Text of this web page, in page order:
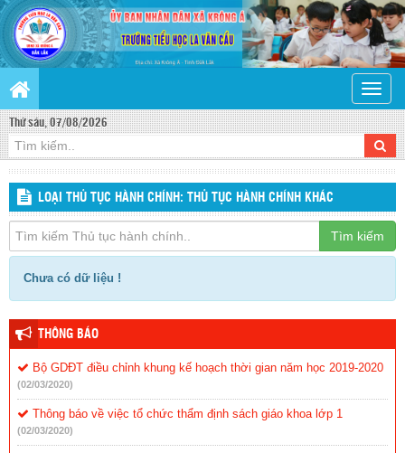
Toggle
Thứ sáu, 07/08/2026
LOẠI THỦ TỤC HÀNH CHÍNH: THỦ TỤC HÀNH CHÍNH KHÁC
Tìm kiếm
Chưa có dữ liệu !
THÔNG BÁO
Bộ GDĐT điều chỉnh khung kế hoạch thời gian năm học 2019-2020
(02/03/2020)
Thông báo về việc tổ chức thẩm định sách giáo khoa lớp 1
(02/03/2020)